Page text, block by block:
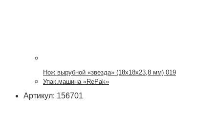
Нож вырубной «звезда» (18х18х23,8 мм) 019
Упак.машина «RePak»
Артикул: 156701